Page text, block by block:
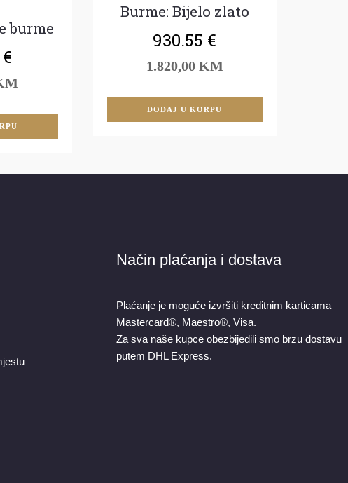
burme
€
Burme: Bijelo zlato
930.55 €
1.820,00 KM
DODAJ U KORPU
Način plaćanja i dostava
Plaćanje je moguće izvršiti kreditnim karticama
Mastercard®, Maestro®, Visa.
Za sva naše kupce obezbijedili smo brzu dostavu
putem DHL Express.